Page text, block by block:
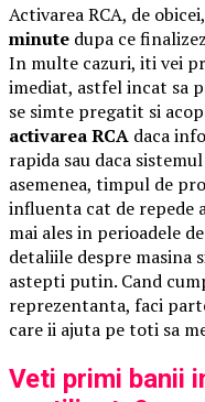
Activarea RCA, de
minute dupa ce
In multe cazuri, iti vei
imediat, astfel incat sa
se simte pregatit si
activarea RCA daca
rapida sau daca
asemenea, timpul de
influenta cat de repede
mai ales in perioadele
detaliile despre masina
astepti putin. Cand
reprezentanta, faci
care ii ajuta pe toti sa
Veti primi banii